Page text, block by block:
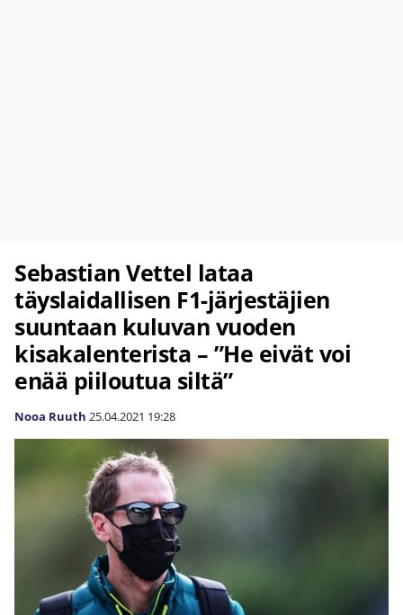
Sebastian Vettel lataa
täyslaidallisen F1-järjestäjien
suuntaan kuluvan vuoden
kisakalenterista – ”He eivät voi
enää piiloutua siltä”
Nooa Ruuth 25.04.2021 19:28